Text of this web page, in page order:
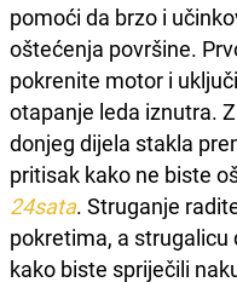
pomoći da brzo i
oštećenja površine.
pokrenite motor i
otapanje leda iznutra.
donjeg dijela stakla
pritisak kako ne biste
24sata. Struganje
pokretima, a
kako biste spriječili